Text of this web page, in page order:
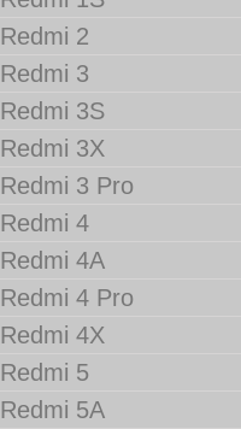
Redmi 2
Redmi 3
Redmi 3S
Redmi 3X
Redmi 3 Pro
Redmi 4
Redmi 4A
Redmi 4 Pro
Redmi 4X
Redmi 5
Redmi 5A